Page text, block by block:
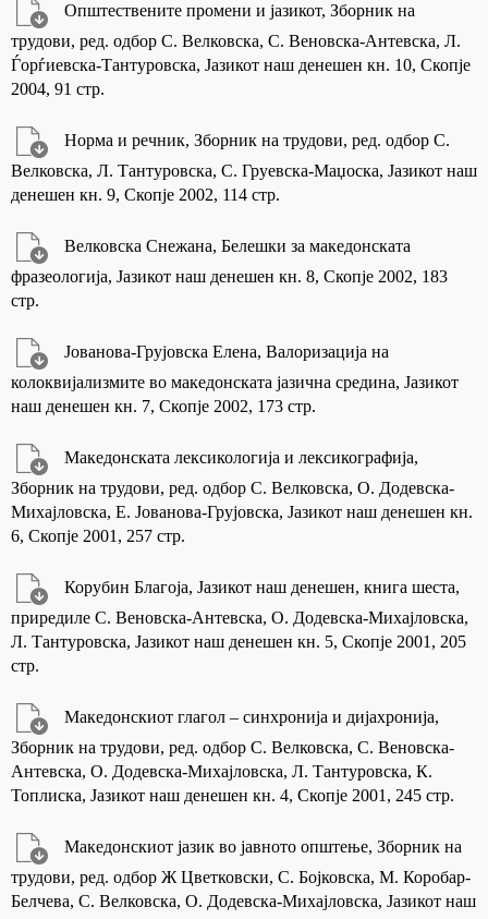
Општествените промени и јазикот, Зборник на
трудови, ред. одбор С. Велковска, С. Веновска-Антевска, Л.
Ѓорѓиевска-Тантуровска, Јазикот наш денешен кн. 10, Скопје
2004, 91 стр.
Норма и речник, Зборник на трудови, ред. одбор С.
Велковска, Л. Тантуровска, С. Груевска-Маџоска, Јазикот наш
денешен кн. 9, Скопје 2002, 114 стр.
Велковска Снежана, Белешки за македонската
фразеологија, Јазикот наш денешен кн. 8, Скопје 2002, 183
стр.
Јованова-Грујовска Елена, Валоризација на
колоквијализмите во македонската јазична средина, Јазикот
наш денешен кн. 7, Скопје 2002, 173 стр.
Македонската лексикологија и лексикографија,
Зборник на трудови, ред. одбор С. Велковска, О. Додевска-
Михајловска, Е. Јованова-Грујовска, Јазикот наш денешен кн.
6, Скопје 2001, 257 стр.
Корубин Благоја, Јазикот наш денешен, книга шеста,
приредиле С. Веновска-Антевска, О. Додевска-Михајловска,
Л. Тантуровска, Јазикот наш денешен кн. 5, Скопје 2001, 205
стр.
Македонскиот глагол – синхронија и дијахронија,
Зборник на трудови, ред. одбор С. Велковска, С. Веновска-
Антевска, О. Додевска-Михајловска, Л. Тантуровска, К.
Топлиска, Јазикот наш денешен кн. 4, Скопје 2001, 245 стр.
Македонскиот јазик во јавното општење, Зборник на
трудови, ред. одбор Ж Цветковски, С. Бојковска, М. Коробар-
Белчева, С. Велковска, О. Додевска-Михајловска, Јазикот наш